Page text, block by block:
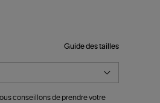
Guide des tailles
conseillons de prendre votre